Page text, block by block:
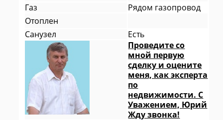
Газ
Рядом газопровод
Отоплен
Санузел
Есть
Проведите со
мной первую
сделку и оцените
меня, как эксперта
по
недвижимости. С
Уважением, Юрий
Жду звонка!